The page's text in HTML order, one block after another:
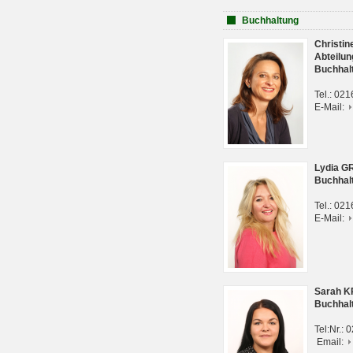
Buchhaltung
Tel.:
E-Mail:
Lydia
Tel.:
E-Mail:
Sarah
Tel:Nr.:
Email: